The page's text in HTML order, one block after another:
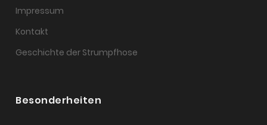
Impressum
Kontakt
Geschichte der Strumpfhose
Besonderheiten